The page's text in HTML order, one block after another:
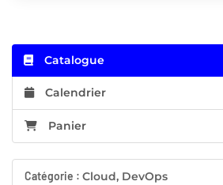
Catalogue
Calendrier
Panier
Catégorie : Cloud, DevOps